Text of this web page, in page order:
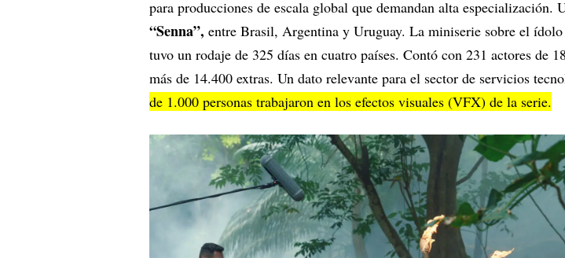
para producciones de escala global que demandan alta especialización.
“Senna”, entre Brasil, Argentina y Uruguay. La miniserie sobre el
tuvo un rodaje de 325 días en cuatro países. Contó con 231 actores de
más de 14.400 extras. Un dato relevante para el sector de servicios
de 1.000 personas trabajaron en los efectos visuales (VFX) de la serie.